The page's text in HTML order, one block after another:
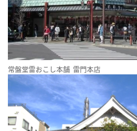
常盤堂雷おこし本舗 雷門本店